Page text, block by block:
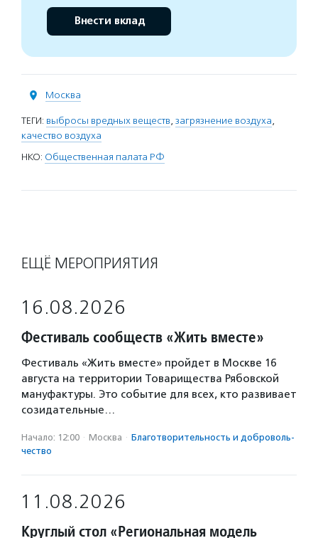
Внести вклад
Москва
ТЕГИ: выбросы вредных веществ, загрязнение воздуха,
качество воздуха
НКО: Общественная палата РФ
ЕЩЁ МЕРОПРИЯТИЯ
16.08.2026
Фестиваль сообществ «Жить вместе»
Фестиваль «Жить вместе» пройдет в Москве 16
августа на территории Товарищества Рябовской
мануфактуры. Это событие для всех, кто развивает
созидательные…
Начало: 12:00 · Москва · Благотвори­тель­ность и доброволь­
чест­во
11.08.2026
Круглый стол «Региональная модель